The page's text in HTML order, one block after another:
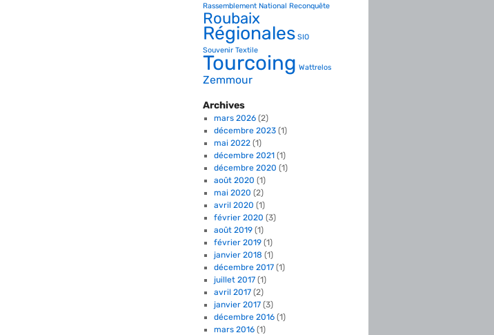
Rassemblement National Reconquête
Roubaix
Régionales SIO
Souvenir Textile
Tourcoing Wattrelos
Zemmour
Archives
mars 2026(2)
décembre 2023(1)
mai 2022(1)
décembre 2021(1)
décembre 2020 (1)
août 2020 (1)
mai 2020 (2)
avril 2020 (1)
février 2020 (3)
août 2019(1)
février 2019(1)
janvier 2018 (1)
décembre 2017(1)
juillet 2017(1)
avril 2017(2)
janvier 2017(3)
décembre 2016(1)
mars 2016(1)